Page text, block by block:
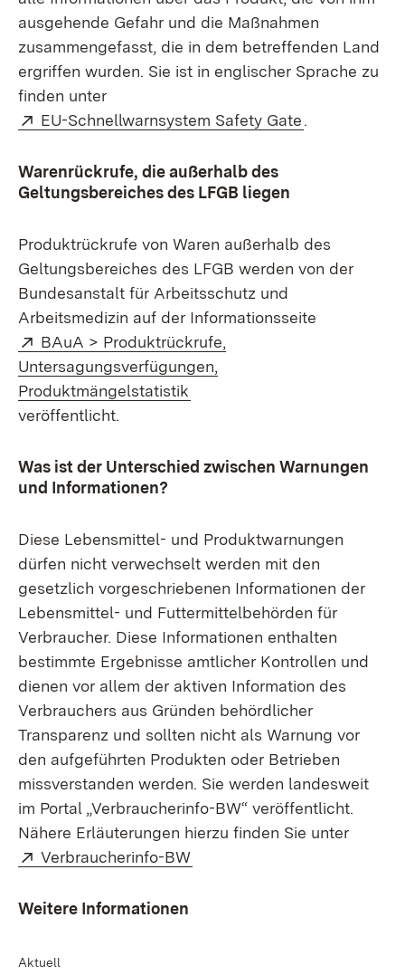
ausgehende Gefahr und die Maßnahmen
zusammengefasst, die in dem betreffenden Land
ergriffen wurden. Sie ist in englischer Sprache zu
finden unter
Extern:
EU-Schnellwarnsystem Safety Gate.
Warenrückrufe, die außerhalb des
Geltungsbereiches des LFGB liegen
Produktrückrufe von Waren außerhalb des
Geltungsbereiches des LFGB werden von der
Bundesanstalt für Arbeitsschutz und
Arbeitsmedizin auf der Informationsseite
Extern:
BAuA > Produktrückrufe,
Untersagungsverfügungen,
Produktmängelstatistik
veröffentlicht.
Was ist der Unterschied zwischen Warnungen
und Informationen?
Diese Lebensmittel- und Produktwarnungen
dürfen nicht verwechselt werden mit den
gesetzlich vorgeschriebenen Informationen der
Lebensmittel- und Futtermittelbehörden für
Verbraucher. Diese Informationen enthalten
bestimmte Ergebnisse amtlicher Kontrollen und
dienen vor allem der aktiven Information des
Verbrauchers aus Gründen behördlicher
Transparenz und sollten nicht als Warnung vor
den aufgeführten Produkten oder Betrieben
missverstanden werden. Sie werden landesweit
im Portal „Verbraucherinfo-BW“ veröffentlicht.
Nähere Erläuterungen hierzu finden Sie unter
Extern:
Verbraucherinfo-BW
Weitere Informationen
Aktuell